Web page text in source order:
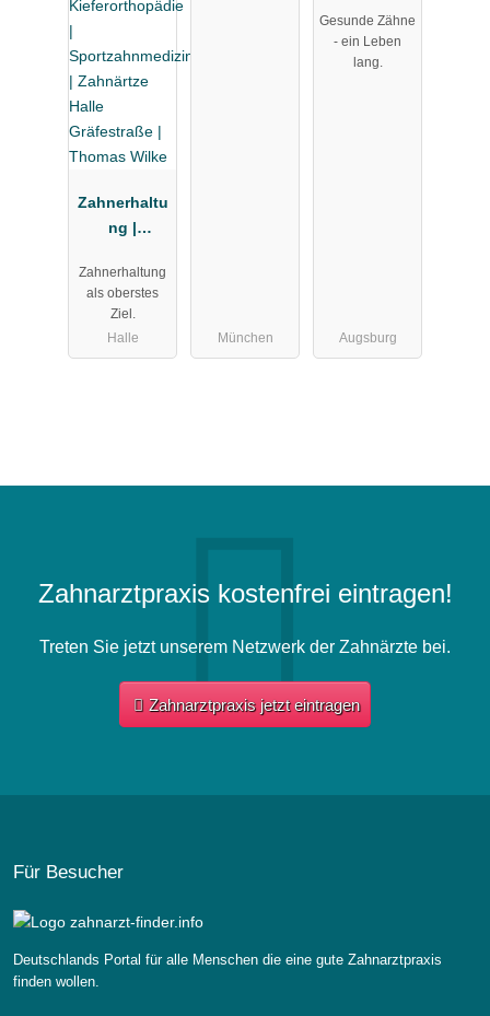
Zahnerhaltu
ng |
ädie |
Sportzahnm
edizin |
Zahnärtze
Zahnerhaltung
als oberstes
Ziel.
Halle
München
Zahnarzt
Augsburg
Gesunde Zähne
- ein Leben
lang.
Augsburg
Zahnarztpraxis kostenfrei eintragen!
Treten Sie jetzt unserem Netzwerk der Zahnärzte bei.
Zahnarztpraxis jetzt eintragen
Für Besucher
Deutschlands Portal für alle Menschen die eine gute Zahnarztpraxis
finden wollen.